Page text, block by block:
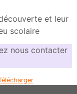
et leur
scolaire
nous contacter